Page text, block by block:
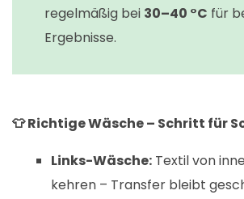
regelmäßig bei 30–40 °C für
Ergebnisse.
👕 Richtige Wäsche – Schritt für
Links-Wäsche: Textil von
kehren – Transfer bleibt